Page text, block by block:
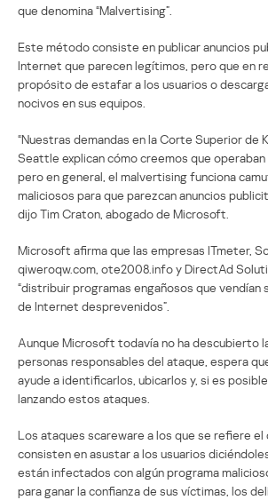
que denomina “Malvertising”.
Este método consiste en publicar anuncios
Internet que parecen legítimos, pero que en
propósito de estafar a los usuarios o
nocivos en sus equipos.
“Nuestras demandas en la Corte Superior de
Seattle explican cómo creemos que operaban
pero en general, el malvertising funciona
maliciosos para que parezcan anuncios
dijo Tim Craton, abogado de Microsoft.
Microsoft afirma que las empresas ITmeter,
qiweroqw.com, ote2008.info y DirectAd
“distribuir programas engañosos que vendían
de Internet desprevenidos”.
Aunque Microsoft todavía no ha descubierto
personas responsables del ataque, espera
ayude a identificarlos, ubicarlos y, si es
lanzando estos ataques.
Los ataques scareware a los que se refiere el
consisten en asustar a los usuarios
están infectados con algún programa
para ganar la confianza de sus víctimas, los